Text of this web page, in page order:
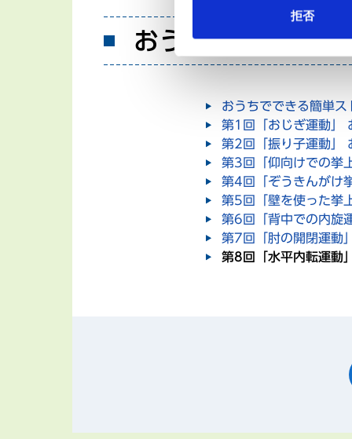
拒否
おうちでできる簡
おうちでできる簡単
第1回「おじぎ運動」
第2回「振り子運動」
第3回「仰向けでの挙
第4回「ぞうきんがけ
第5回「壁を使った挙
第6回「背中での内旋
第7回「肘の開閉運動
第8回「水平内転運動